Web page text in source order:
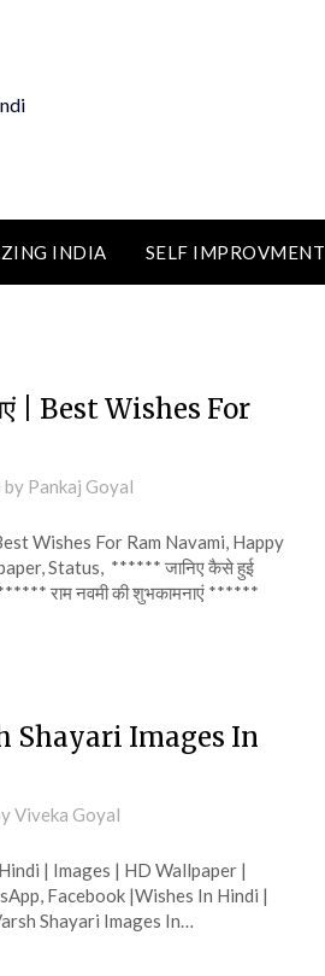
INDIA SELF IMPROVMENT
| Best Wishes For
by Pankaj Goyal
Best Wishes For Ram Navami, Happy
Status, ****** जानिए कैसे हुई
राम नवमी की शुभकामनाएं ******
Shayari Images In
Viveka Goyal
| Images | HD Wallpaper |
Facebook |Wishes In Hindi |
Shayari Images In…